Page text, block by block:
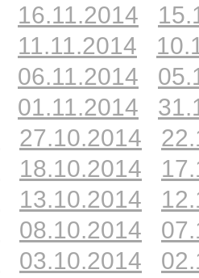
16.11.2014
11.11.2014
06.11.2014
01.11.2014
27.10.2014
18.10.2014
13.10.2014
08.10.2014
03.10.2014